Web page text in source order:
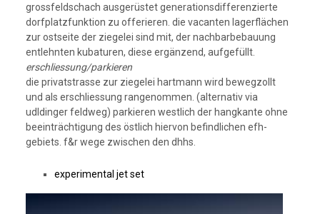
grossfeldschach ausgerüstet generationsdifferenzierte
dorfplatzfunktion zu offerieren. die vacanten lagerflächen
zur ostseite der ziegelei sind mit, der nachbarbebauung
entlehnten kubaturen, diese ergänzend, aufgefüllt.
erschliessung/parkieren
die privatstrasse zur ziegelei hartmann wird bewegzollt
und als erschliessung rangenommen. (alternativ via
udldinger feldweg) parkieren westlich der hangkante ohne
beeinträchtigung des östlich hiervon befindlichen efh-
gebiets. f&r wege zwischen den dhhs.
experimental jet set